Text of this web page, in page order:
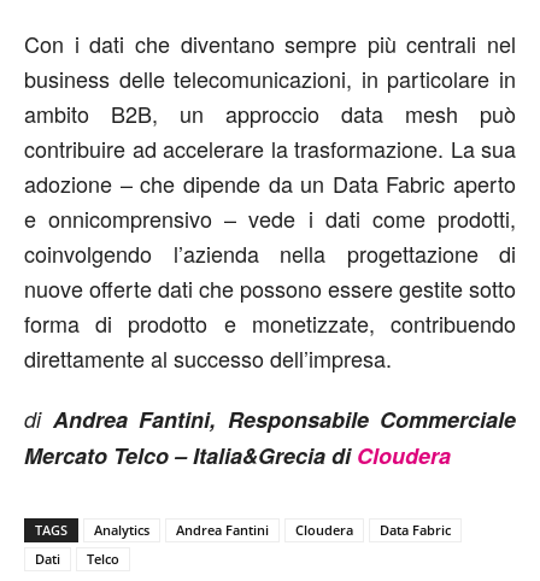
Con i dati che diventano sempre più centrali nel
business delle telecomunicazioni, in particolare in
ambito B2B, un approccio data mesh può
contribuire ad accelerare la trasformazione. La sua
adozione – che dipende da un Data Fabric aperto
e onnicomprensivo – vede i dati come prodotti,
coinvolgendo l’azienda nella progettazione di
nuove offerte dati che possono essere gestite sotto
forma di prodotto e monetizzate, contribuendo
direttamente al successo dell’impresa.
di Andrea Fantini, Responsabile Commerciale
Mercato Telco – Italia&Grecia diCloudera
TAGS Analytics Andrea Fantini Cloudera
Data Fabric
Dati
Telco